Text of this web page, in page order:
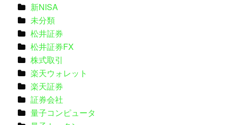
新NISA
未分類
松井証券
松井証券FX
株式取引
楽天ウォレット
楽天証券
証券会社
量子コンピュータ